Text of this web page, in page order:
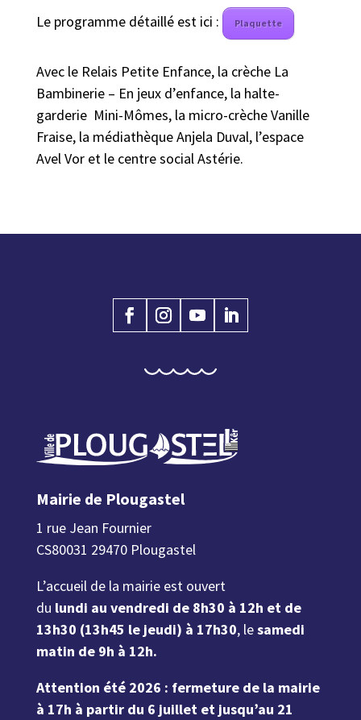
Le programme détaillé est ici : Plaquette
Avec le Relais Petite Enfance, la crèche La
Bambinerie – En jeux d’enfance, la halte-
garderie Mini-Mômes, la micro-crèche Vanille
Fraise, la médiathèque Anjela Duval, l’espace
Avel Vor et le centre social Astérie.
Mairie de Plougastel
1 rue Jean Fournier
CS80031 29470 Plougastel
L’accueil de la mairie est ouvert
du lundi au vendredi de 8h30 à 12h et de
13h30 (13h45 le jeudi) à 17h30, lesamedi
matin de 9h à 12h.
Attention été 2026 : fermeture de la mairie
à 17h à partir du 6 juillet et jusqu’au 21